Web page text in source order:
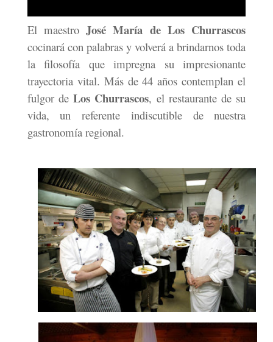
El maestroJosé María de Los Churrascos
cocinará con palabras y volverá a brindarnos toda
la filosofía que impregna su impresionante
trayectoria vital. Más de 44 años contemplan el
fulgor deLos Churrascos, el restaurante de su
vida, un referente indiscutible de nuestra
gastronomía regional.